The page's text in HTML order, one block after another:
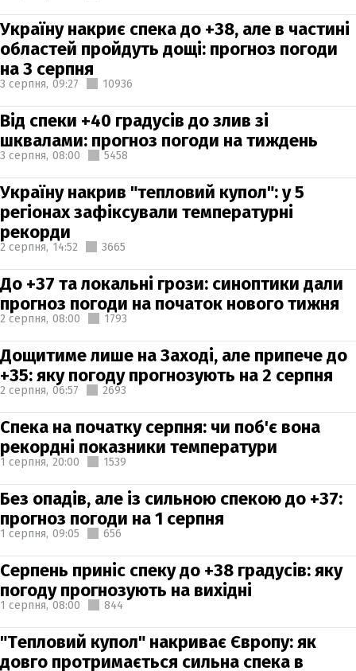
Україну накриє спека до +38, але в частині
областей пройдуть дощі: прогноз погоди
на 3 серпня
3 серпня, 09:27 10936
Від спеки +40 градусів до злив зі
шквалами: прогноз погоди на тиждень
3 серпня, 08:00 5458
Україну накрив "тепловий купол": у 5
регіонах зафіксували температурні
рекорди
2 серпня, 14:52 3665
До +37 та локальні грози: синоптики дали
прогноз погоди на початок нового тижня
2 серпня, 08:00 1793
Дощитиме лише на Заході, але припече до
+35: яку погоду прогнозують на 2 серпня
2 серпня, 06:57 2693
Спека на початку серпня: чи поб'є вона
рекордні показники температури
1 серпня, 20:00 1539
Без опадів, але із сильною спекою до +37:
прогноз погоди на 1 серпня
1 серпня, 09:05 656
Серпень приніс спеку до +38 градусів: яку
погоду прогнозують на вихідні
1 серпня, 08:00 844
"Тепловий купол" накриває Європу: як
довго протримається сильна спека в